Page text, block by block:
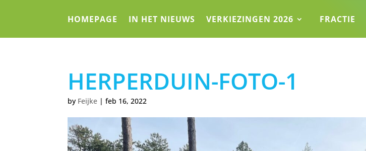
HOMEPAGE IN HET NIEUWS VERKIEZINGEN 2026 FRACTIE
HERPERDUIN-FOTO-1
by Feijke |feb 16, 2022